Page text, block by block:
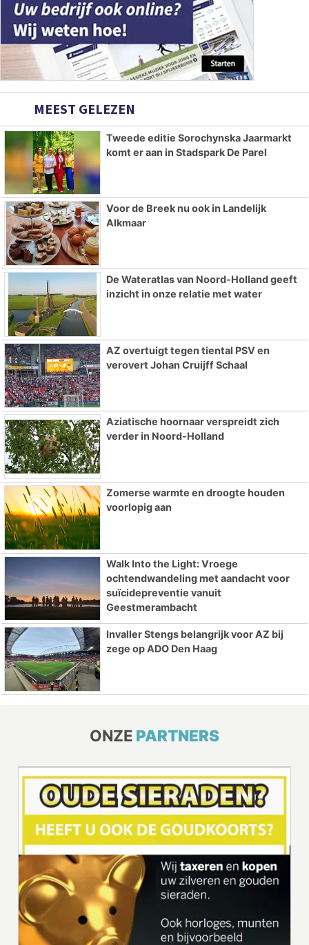
MEEST GELEZEN
Tweede editie Sorochynska Jaarmarkt
komt er aan in Stadspark De Parel
Voor de Breek nu ook in Landelijk
Alkmaar
De Wateratlas van Noord-Holland geeft
inzicht in onze relatie met water
AZ overtuigt tegen tiental PSV en
verovert Johan Cruijff Schaal
Aziatische hoornaar verspreidt zich
verder in Noord-Holland
Zomerse warmte en droogte houden
voorlopig aan
Walk Into the Light: Vroege
ochtendwandeling met aandacht voor
suïcidepreventie vanuit
Geestmerambacht
Invaller Stengs belangrijk voor AZ bij
zege op ADO Den Haag
ONZE PARTNERS